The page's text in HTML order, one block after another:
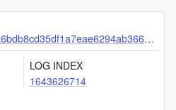
LOG INDEX
1643626714